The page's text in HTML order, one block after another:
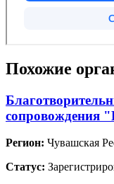
Похожие
Регион: Чувашская
Статус: